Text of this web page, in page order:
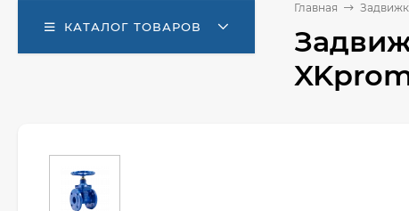
КАТАЛОГ ТОВАРОВ
Главная